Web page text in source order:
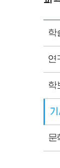
학
연
학
문